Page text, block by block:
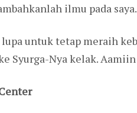
ilmu pada
untuk tetap meraih
Syurga-Nya kelak.